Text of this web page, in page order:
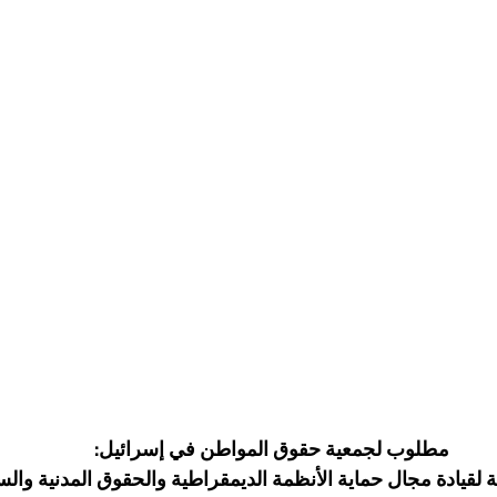
مطلوب لجمعية حقوق المواطن في إسرائيل:
مجال حماية الأنظمة الديمقراطية والحقوق المدنية